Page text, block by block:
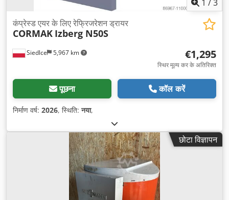
1 /3
Siedlce 5,967 km
कंप्रेस्ड एयर के लिए रेफ्रिजरेशन ड्रायर
CORMAK Izberg N50S
€1,295
स्थिर मूल्य कर के अतिरिक्त
पूछना कॉल करें
निर्माण वर्ष: 2026, स्थिति:नया,
छोटा विज्ञापन